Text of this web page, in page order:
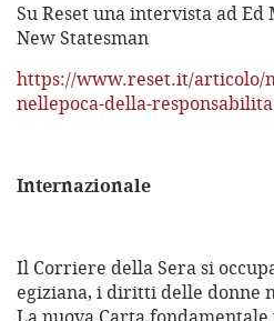
Su Reset una intervista ad
New Statesman
https://www.reset.it/articolo/
nellepoca-della-responsabilita
Internazionale
Il Corriere della Sera si
egiziana, i diritti delle donne